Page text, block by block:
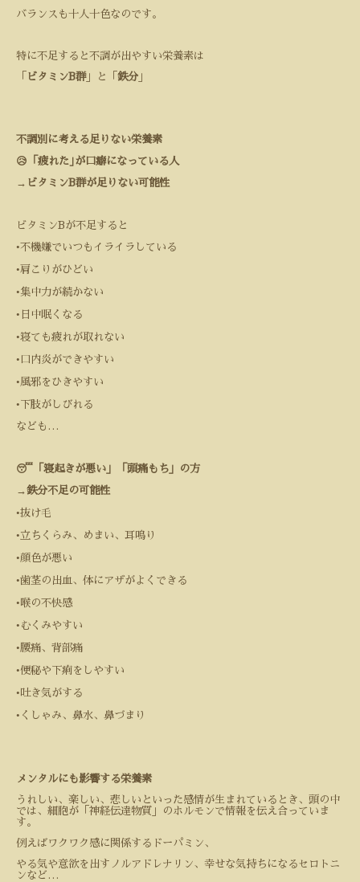
バランスも十人十色なのです。
特に不足すると不調が出やすい栄養素は
「 ビタミンB群」と「 鉄分
不調別に考える足りない栄養素
😥「疲れた｣が口癖になっている人
→ ビタミンB群が足りない可能性
ビタミン Bが不足すると
•不機嫌でいつもイライラしている
•肩こりがひどい
•集中力が続かない
• 日中眠くなる
•寝ても疲れが取れない
• 口内炎ができやすい
•風邪をひきやすい
• 下肢がしびれる
なども …
😴「寝起きが悪い」「頭痛もち」の方
→鉄分不足の可能性
•抜け毛
•立ちくらみ、めまい、耳鳴り
•顔色が悪い
•歯茎の出血、体にアザがよくできる
• 喉の不快感
• むくみやすい
•腰痛、背部痛
•便秘や下痢をしやすい
• 吐き気がする
• くしゃみ、鼻水、鼻づまり
メンタルにも影響する栄養素
うれしい、楽しい、悲しいといった感情が生まれているとき、頭の中
では、細胞が「神経伝達物質」のホルモンで情報を伝え合っていま
す。
例えばワクワク感に関係するドーパミン、
やる気や意欲を出すノルアドレナリン、幸せな気持ちになるセロトニ
ンなど …